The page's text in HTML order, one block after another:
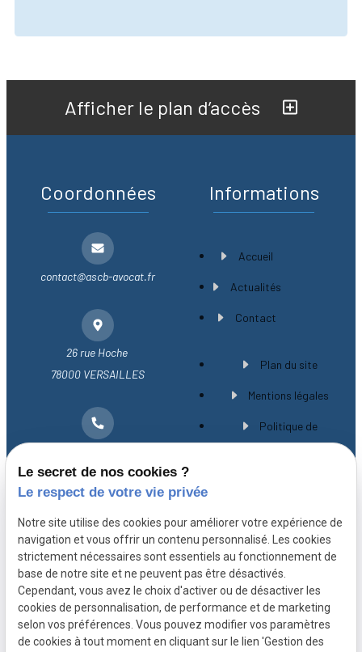
Afficher le plan d’accès
Coordonnées
contact@ascb-avocat.fr
26 rue Hoche
78000 VERSAILLES
Informations
Accueil
Actualités
Contact
Plan du site
Mentions légales
Politique de
A propos
Avocat spécialiste en droit immobilier à
Versailles, Maître CHEVILLARD-BUISSON vous
accompagne avec expérience et rigueur depuis
plus de 20 ans.
Le secret de nos cookies ?
Le respect de votre vie privée
Notre site utilise des cookies pour améliorer votre expérience de
navigation et vous offrir un contenu personnalisé. Les cookies
strictement nécessaires sont essentiels au fonctionnement de
base de notre site et ne peuvent pas être désactivés.
Cependant, vous avez le choix d'activer ou de désactiver les
cookies de personnalisation, de performance et de marketing
selon vos préférences. Vous pouvez modifier vos paramètres
de cookies à tout moment en cliquant sur le lien 'Gestion des